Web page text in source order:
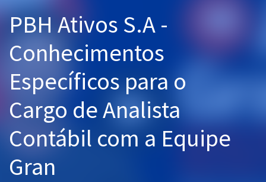
Cursos 20% OFF
Pós
Graduação
OAB
Questões grátis
PBH Ativos S.A -
Conhecimentos
Específicos para o
Cargo de Analista
Contábil com a Equipe
Gran